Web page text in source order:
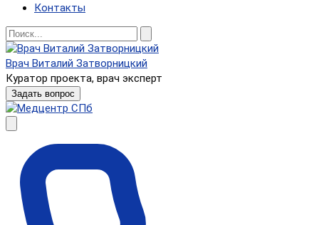
Контакты
Врач Виталий Затворницкий
Куратор проекта, врач эксперт
Задать вопрос